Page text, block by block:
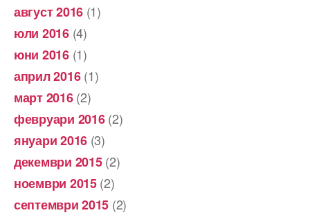
август 2016 (1)
юли 2016(4)
юни 2016(1)
април 2016(1)
март 2016(2)
февруари 2016(2)
януари 2016 (3)
декември 2015(2)
ноември 2015(2)
септември 2015 (2)